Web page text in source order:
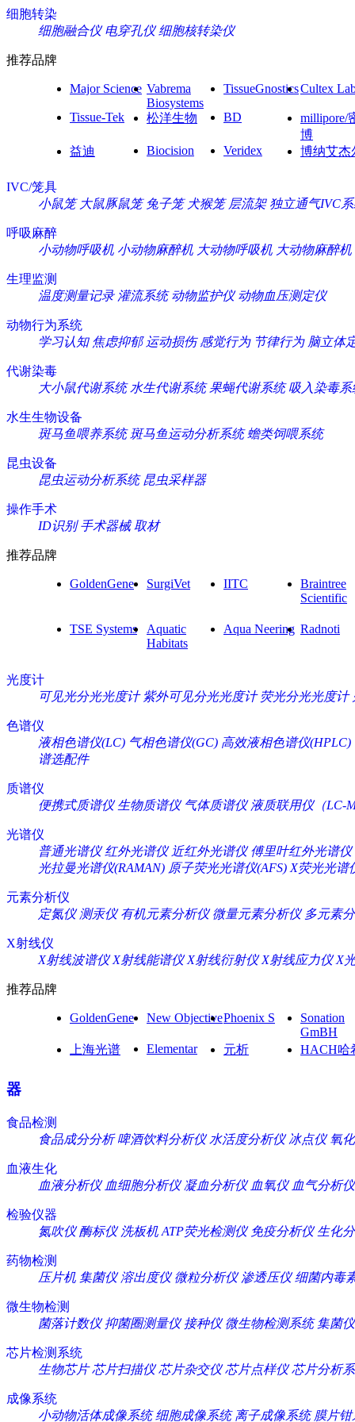
细胞转染
细胞融合仪 电穿孔仪 细胞核转染仪
推荐品牌
Major Science Vabrema
Biosystems
TissueGnosticsCultex
Tissue-Tek 松洋生物 BD
millipore/
博
益迪
Biocision Veridex 博纳艾杰
IVC/笼具
小鼠笼 大鼠豚鼠笼 兔子笼 犬猴笼 层流架 独立通气IVC
呼吸麻醉
小动物呼吸机 小动物麻醉机 大动物呼吸机 大动物麻醉机
生理监测
温度测量记录 灌流系统 动物监护仪 动物血压测定仪
动物行为系统
学习认知 焦虑抑郁 运动损伤 感觉行为 节律行为 脑立体
代谢染毒
大小鼠代谢系统 水生代谢系统 果蝇代谢系统 吸入染毒系
水生生物设备
斑马鱼喂养系统 斑马鱼运动分析系统 蟾类饲喂系统
昆虫设备
昆虫运动分析系统 昆虫采样器
操作手术
ID识别 手术器械 取材
推荐品牌
GoldenGene SurgiVet IITC
Braintree
Scientific
TSE Systems
Aquatic
Habitats
Aqua Neering Radnoti
光度计
可见光分光光度计 紫外可见分光光度计 荧光分光光度计
色谱仪
液相色谱仪(LC) 气相色谱仪(GC) 高效液相色谱仪(HPLC)
谱选配件
质谱仪
便携式质谱仪 生物质谱仪 气体质谱仪 液质联用仪（LC-
光谱仪
普通光谱仪 红外光谱仪 近红外光谱仪 傅里叶红外光谱仪
光拉曼光谱仪(RAMAN) 原子荧光光谱仪(AFS) X荧光光谱
元素分析仪
定氮仪 测汞仪 有机元素分析仪 微量元素分析仪 多元素
X射线仪
X射线波谱仪 X射线能谱仪 X射线衍射仪 X射线应力仪 X
推荐品牌
GoldenGene New ObjectivePhoenix S
Sonation
GmBH
上海光谱
Elementar 元析 HACH哈
器
食品检测
食品成分分析 啤酒饮料分析仪 水活度分析仪 冰点仪 氧
血液生化
血液分析仪 血细胞分析仪 凝血分析仪 血氧仪 血气分析仪
检验仪器
氮吹仪 酶标仪 洗板机 ATP荧光检测仪 免疫分析仪 生化
药物检测
压片机 集菌仪 溶出度仪 微粒分析仪 渗透压仪 细菌内毒
微生物检测
菌落计数仪 抑菌圈测量仪 接种仪 微生物检测系统 集菌仪
芯片检测系统
生物芯片 芯片扫描仪 芯片杂交仪 芯片点样仪 芯片分析
成像系统
小动物活体成像系统 细胞成像系统 离子成像系统 膜片钳